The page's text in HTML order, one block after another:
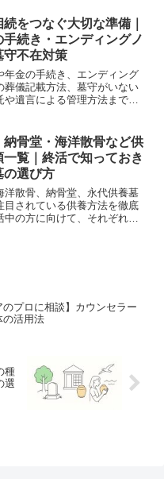
をつなぐ大切な準備｜
手続き・エンディングノ
守不在対策
年金の手続き、エンディング
葬儀記載方法、墓守がいない
や遺言による管理方法まで詳
納骨堂・海洋散骨など供
一覧｜終活で知っておき
の選び方
洋散骨、納骨堂、永代供養墓
目されている供養方法を徹底
中の方に向けて、それぞれの
のプロに相談】カウンセラー
の活用法
種
選